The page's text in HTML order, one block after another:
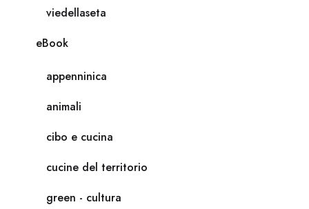
viedellaseta
eBook
appenninica
animali
cibo e cucina
cucine del territorio
green - cultura